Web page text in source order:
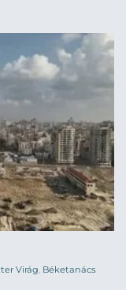
Virág, Béketanács